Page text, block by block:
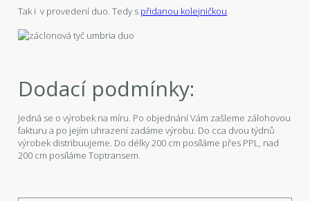
Tak i v provedení duo. Tedy s přidanou kolejničkou.
Dodací podmínky:
Jedná se o výrobek na míru. Po objednání Vám zašleme zálohovou
fakturu a po jejím uhrazení zadáme výrobu. Do cca dvou týdnů
výrobek distribuujeme. Do délky 200 cm posíláme přes PPL, nad
200 cm posíláme Toptransem.